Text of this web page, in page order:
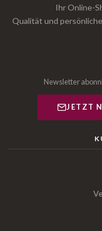
Ihr Online-
Qualität und
Newsletter
JETZT